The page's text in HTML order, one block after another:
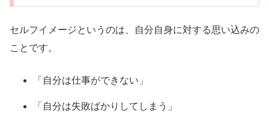
セルフイメージというのは、自分自身に対する思い込みの
ことです。
「自分は仕事ができない」
「自分は失敗ばかりしてしまう」